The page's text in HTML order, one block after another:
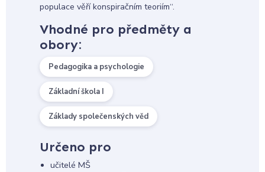
populace věří konspiračním teoriím“.
Vhodné pro předměty a
obory:
Pedagogika a psychologie
Základní škola I
Základy společenských věd
Určeno pro
učitelé MŠ